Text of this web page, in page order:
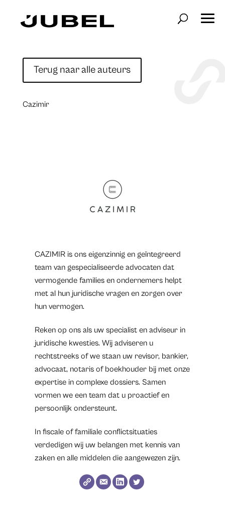
Terug naar alle auteurs
Cazimir
CAZIMIR is ons eigenzinnig en geïntegreerd
team van gespecialiseerde advocaten dat
vermogende families en ondernemers helpt
met al hun juridische vragen en zorgen over
hun vermogen.
Reken op ons als uw specialist en adviseur in
juridische kwesties. Wij adviseren u
rechtstreeks of we staan uw revisor, bankier,
advocaat, notaris of boekhouder bij met onze
expertise in complexe dossiers. Samen
vormen we een team dat u proactief en
persoonlijk ondersteunt.
In fiscale of familiale conflictsituaties
verdedigen wij uw belangen met kennis van
zaken en alle middelen die aangewezen zijn.